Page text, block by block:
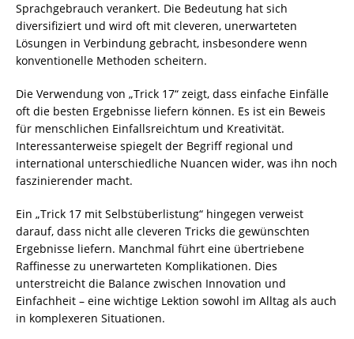
Sprachgebrauch verankert. Die Bedeutung hat sich
diversifiziert und wird oft mit cleveren, unerwarteten
Lösungen in Verbindung gebracht, insbesondere wenn
konventionelle Methoden scheitern.
Die Verwendung von „Trick 17“ zeigt, dass einfache Einfälle
oft die besten Ergebnisse liefern können. Es ist ein Beweis
für menschlichen Einfallsreichtum und Kreativität.
Interessanterweise spiegelt der Begriff regional und
international unterschiedliche Nuancen wider, was ihn noch
faszinierender macht.
Ein „Trick 17 mit Selbstüberlistung“ hingegen verweist
darauf, dass nicht alle cleveren Tricks die gewünschten
Ergebnisse liefern. Manchmal führt eine übertriebene
Raffinesse zu unerwarteten Komplikationen. Dies
unterstreicht die Balance zwischen Innovation und
Einfachheit – eine wichtige Lektion sowohl im Alltag als auch
in komplexeren Situationen.